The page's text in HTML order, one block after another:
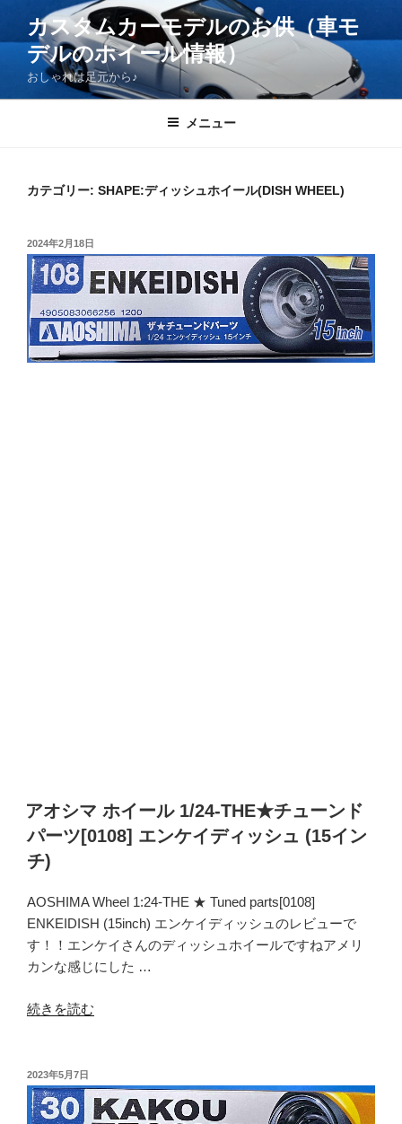
ツ
カスタムカーモデルのお供（車モ
デルのホイール情報）
おしゃれは足元から♪
メニュー
カテゴリー: SHAPE:ディッシュホイール(DISH WHEEL)
投
稿
日:
2024年2月18日
アオシマ ホイール 1/24-THE★チューンド
パーツ[0108] エンケイディッシュ (15イン
チ)
AOSHIMA Wheel 1:24-THE ★ Tuned parts[0108]
ENKEIDISH (15inch) エンケイディッシュのレビューで
す！！エンケイさんのディッシュホイールですねアメリ
カンな感じにした …
“ア
マ
ホ
イ
続きを読む
投
稿
日:
2023年5月7日